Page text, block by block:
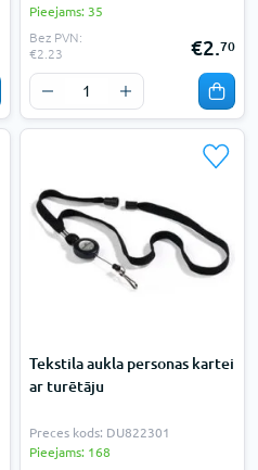
Pieejams: 35
Bez PVN:
€2.23
€2.70
Tekstila aukla personas kartei
ar turētāju
Preces kods: DU822301
Pieejams: 168